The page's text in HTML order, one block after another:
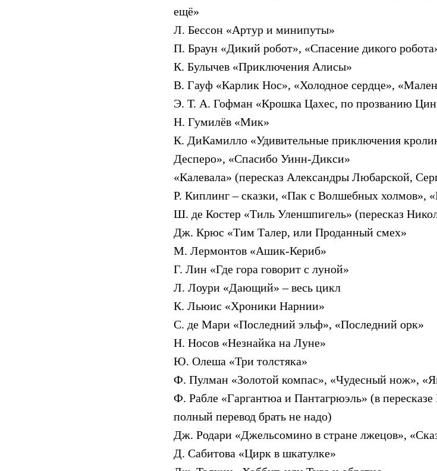
ещё»
Л. Бессон «Артур и минипуты»
П. Браун «Дикий робот», «Спасение дикого
К. Булычев «Приключения Алисы»
В. Гауф «Карлик Нос», «Холодное сердце»,
Э. Т. А. Гофман «Крошка Цахес, по прозванию
Н. Гумилёв «Мик»
К. ДиКамилло «Удивительные приключения
Десперо», «Спасибо Уинн-Дикси»
«Калевала» (пересказ Александры Любарской,
Р. Киплинг – сказки, «Пак с Волшебных холмов»,
Ш. де Костер «Тиль Уленшпигель» (пересказ
Дж. Крюс «Тим Талер, или Проданный смех»
М. Лермонтов «Ашик-Кериб»
Г. Лин «Где гора говорит с луной»
Л. Лоури «Дающий» – весь цикл
К. Льюис «Хроники Нарнии»
С. де Мари «Последний эльф», «Последний орк»
Н. Носов «Незнайка на Луне»
Ю. Олеша «Три толстяка»
Ф. Пулман «Золотой компас», «Чудесный нож»,
Ф. Рабле «Гаргантюа и Пантагрюэль» (в
полный перевод брать не надо)
Дж. Родари «Джельсомино в стране лжецов»,
Д. Сабитова «Цирк в шкатулке»